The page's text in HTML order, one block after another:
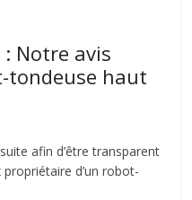
: Notre avis
tondeuse haut
afin d’être transparent
propriétaire d’un robot-